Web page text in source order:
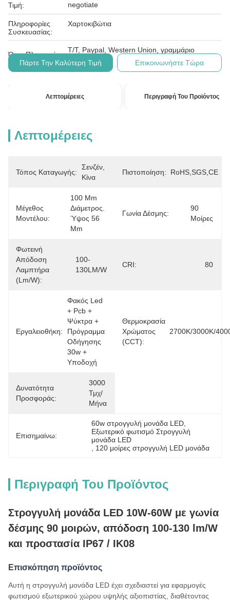
Τιμή: negotiate
Πληροφορίες
Συσκευασίας:
Χαρτοκιβώτια
Όροι Πληρωμής:
T/T, Paypal, Western Union, γραμμάριο
Πάρτε Την Καλύτερη Τιμή Επικοινωνήστε Τώρα
Λεπτομέρειες Περιγραφή Του Προϊόντος
Λεπτομέρειες
Τόπος Καταγωγής:
Σενζέν,
Κίνα
Πιστοποίηση: RoHS,SGS,CE
Μέγεθος
Μοντέλου:
100 Mm
Διάμετρος.
Ύψος 56
Mm
Γωνία Δέσμης:
90
Μοίρες
Φωτεινή
Απόδοση
Λαμπτήρα
(lm/w):
100-
130LM/W
CRI: 80
Εργαλειοθήκη:
Φακός Led
+ Pcb +
Ψύκτρα +
Πρόγραμμα
Οδήγησης
30w +
Υποδοχή
Θερμοκρασία
Χρώματος
(CCT):
2700K/3000K/
Δυνατότητα
Προσφοράς:
3000
Τμχ/
Μήνα
Επισημαίνω:
60w στρογγυλή μονάδα LED
Εξωτερικό φωτισμό Στρογγυλή
μονάδα LED
120 μοίρες στρογγυλή LED μονάδα
Περιγραφή Του Προϊόντος
Στρογγυλή μονάδα LED 10W-60W με γωνία
δέσμης 90 μοιρών, απόδοση 100-130 lm/W
και προστασία IP67 / IK08
Επισκόπηση προϊόντος
Αυτή η στρογγυλή μονάδα LED έχει σχεδιαστεί για εφαρμογές
φωτισμού εξωτερικού χώρου υψηλής αξιοπιστίας, διαθέτοντας